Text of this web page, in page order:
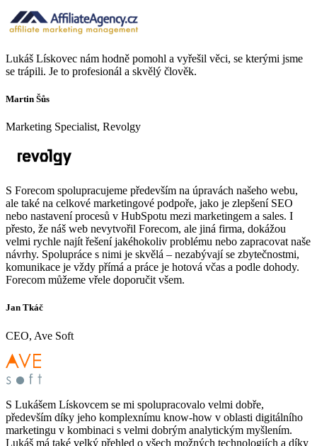
Lukáš Lískovec nám hodně pomohl a vyřešil věci, se kterými jsme
se trápili. Je to profesionál a skvělý člověk.
Martin Šůs
Marketing Specialist, Revolgy
S Forecom spolupracujeme především na úpravách našeho webu,
ale také na celkové marketingové podpoře, jako je zlepšení SEO
nebo nastavení procesů v HubSpotu mezi marketingem a sales. I
přesto, že náš web nevytvořil Forecom, ale jiná firma, dokážou
velmi rychle najít řešení jakéhokoliv problému nebo zapracovat naše
návrhy. Spolupráce s nimi je skvělá – nezabývají se zbytečnostmi,
komunikace je vždy přímá a práce je hotová včas a podle dohody.
Forecom můžeme vřele doporučit všem.
Jan Tkáč
CEO, Ave Soft
S Lukášem Lískovcem se mi spolupracovalo velmi dobře,
především díky jeho komplexnímu know-how v oblasti digitálního
marketingu v kombinaci s velmi dobrým analytickým myšlením.
Lukáš má také velký přehled o všech možných technologiích a díky